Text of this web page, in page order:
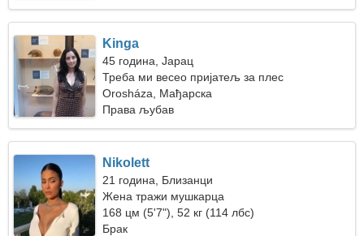
Kinga
45 година, Јарац
Треба ми весео пријатељ за плес
Orosháza, Мађарска
Права љубав
Nikolett
21 година, Близанци
Жена тражи мушкарца
168 цм (5'7"), 52 кг (114 лбс)
Брак